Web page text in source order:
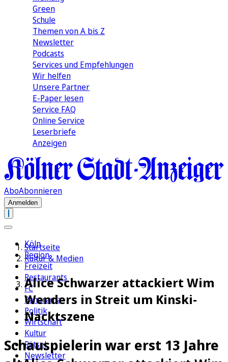
Green
Schule
Themen von A bis Z
Newsletter
Podcasts
Services und Empfehlungen
Wir helfen
Unsere Partner
E-Paper lesen
Service FAQ
Online Service
Leserbriefe
Anzeigen
AboAbonnieren
Anmelden
Köln
Region
Freizeit
Restaurants
FC
Panorama
Politik
Wirtschaft
Kultur
Rätsel
Newsletter
Startseite
Kultur & Medien
Alice Schwarzer attackiert Wim
Wenders in Streit um Kinski-
Nacktszene
Schauspielerin war erst 13 Jahre